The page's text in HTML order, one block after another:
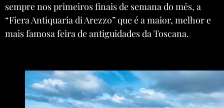
sempre nos primeiros finais de semana do mês, a
“Fiera Antiquaria di Arezzo” que é a maior, melhor e
mais famosa feira de antiguidades da Toscana.